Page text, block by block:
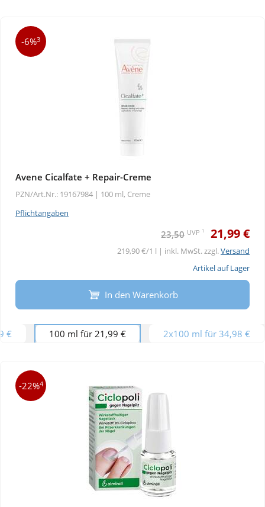
-6%3
Avene Cicalfate + Repair-Creme
PZN/Art.Nr.: 19167984 | 100 ml, Creme
Pflichtangaben
23,50 UVP 1 21,99 €
219,90 €/1 l | inkl. MwSt. zzgl.Versand
Artikel auf Lager
In den Warenkorb
€ 100 ml für 21,99 € 2x100 ml für 34,98 €
-22%4